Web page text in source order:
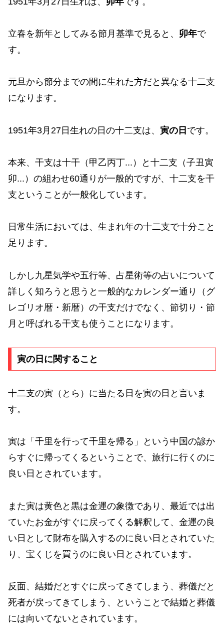
立春を新年としてみる節月基準で見ると、 卯年で
す。
元旦から節分までの間に生れた方だと異なる十二支
になります。
1951年3月27日生れの日の十二支は、 寅の日 です。
本来、干支は十干（甲乙丙丁...）と十二支（子丑寅
卯...）の組わせ60通りが一般的ですが、十二支を干
支ということが一般化しています。
日常生活においては、生まれ年の十二支で十分こと
足ります。
しかし九星気学や五行等、占星術等の占いについて
詳しく知ろうと思うと一般的なカレンダー通り（グ
レゴリオ暦・新暦）の干支だけでなく、節切り・節
月と呼ばれる干支も使うことになります。
寅の日に関すること
十二支の寅（とら）に当たる日を寅の日と言いま
す。
寅は「千里を行って千里を帰る」という中国の諺か
らすぐに帰ってくるということで、旅行に行くのに
良い日とされています。
また寅は黄色と黒は金運の象徴であり、最近では出
ていたお金がすぐに戻ってくる解釈して、金運の良
い日として財布を購入するのに良い日とされていた
り、宝くじを買うのに良い日とされています。
反面、結婚だとすぐに戻ってきてしまう、葬儀だと
死者が戻ってきてしまう、ということで結婚と葬儀
には向いてないとされています。